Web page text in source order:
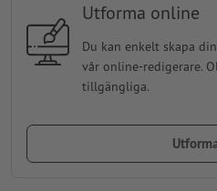
Utforma online
Du kan enkelt skapa
vår online-redigerare.
tillgängliga.